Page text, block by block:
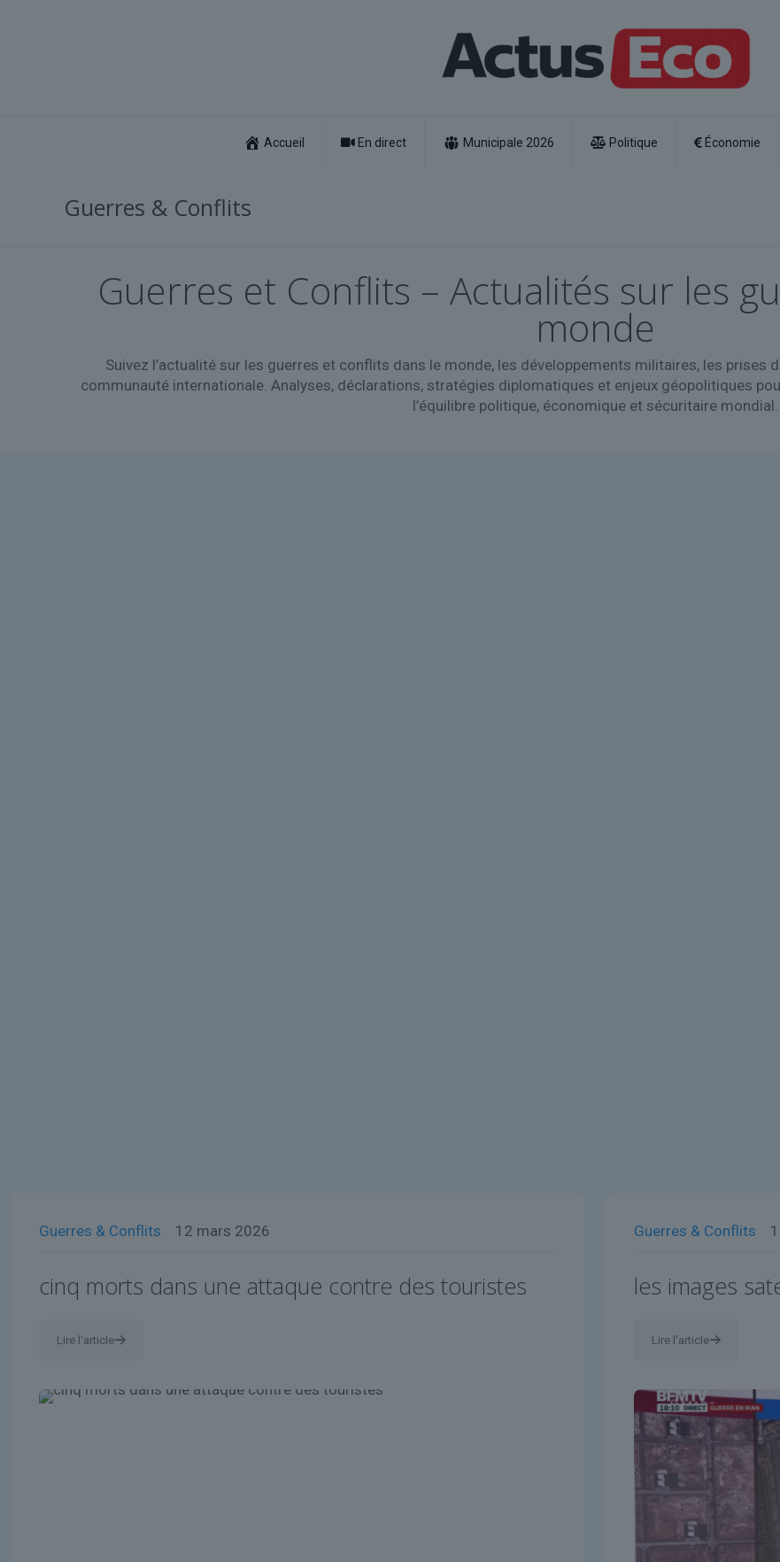
Accueil En direct Municipale 2026 Politique Économie
Guerres & Conflits
Guerres et Conflits – Actualités sur les
monde
Suivez l’actualité sur les guerres et conflits dans le monde, les développements militaires, les
communauté internationale. Analyses, déclarations, stratégies diplomatiques et enjeux géopolitiques
l’équilibre politique, économique et sécuritaire mondial.
Guerres & Conflits 12 mars 2026
cinq morts dans une attaque contre des touristes
Lire l'article
Guerres & Conflits
les images
Lire l'article